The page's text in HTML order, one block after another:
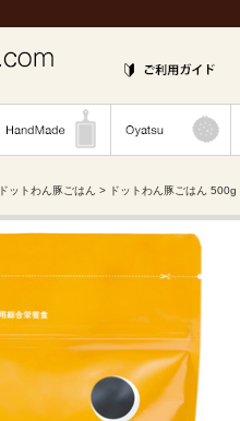
ドットわん豚ごはん > ドットわん豚ごはん 500g